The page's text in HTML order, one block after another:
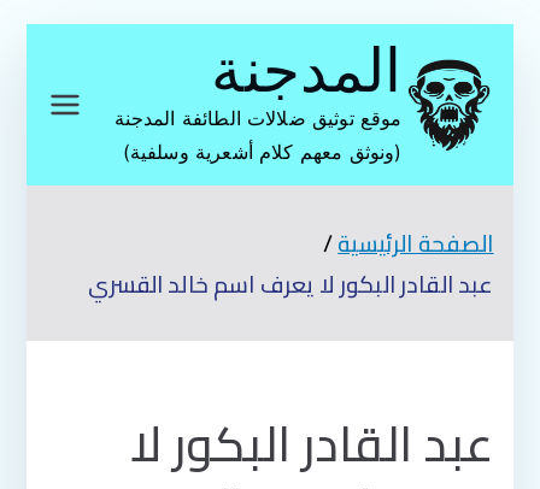
المحتوى
المدجنة
موقع توثيق ضلالات الطائفة المدجنة
(ونوثق معهم كلام أشعرية وسلفية)
الصفحة الرئيسية
عبد القادر البكور لا يعرف اسم خالد القسري
عبد القادر البكور لا